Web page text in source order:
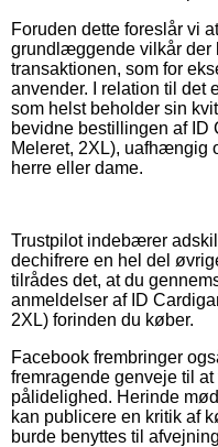
Foruden dette foreslår vi
grundlæggende vilkår der
transaktionen, som for
anvender. I relation til det
som helst beholder sin
bevidne bestillingen af ID
Meleret, 2XL), uafhængig
herre eller dame.
Trustpilot indebærer
dechifrere en hel del
tilrådes det, at du
anmeldelser af ID
2XL) forinden du køber.
Facebook frembringer
fremragende genveje til
pålidelighed. Herinde
kan publicere en kritik af
burde benyttes til